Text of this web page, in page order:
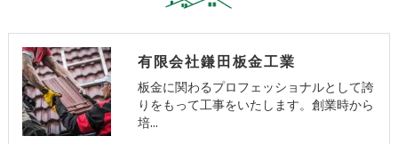
有限会社鎌田板金工業
板金に関わるプロフェッショナルとして誇
りをもって工事をいたします。創業時から
培…